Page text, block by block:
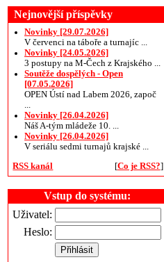
Nejnovější příspěvky
Novinky [29.07.2026]
V červenci na táboře a turnajíc ...
Novinky [24.05.2026]
3 postupy na M-Čech z Krajského ...
Soutěže dospělých - Open
[07.05.2026]
OPEN Ústí nad Labem 2026, započ
...
Novinky [26.04.2026]
Náš A-tým mládeže 10. ...
Novinky [26.04.2026]
V seriálu sedmi turnajů krajské ...
RSS kanál
[Co je RSS?]
Vstup do systému:
Uživatel:
Heslo: